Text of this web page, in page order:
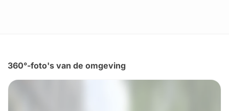
360°-foto's van de omgeving